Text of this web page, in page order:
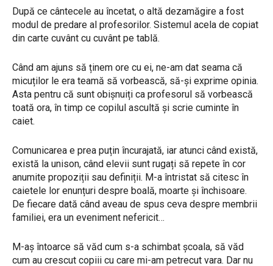
După ce cântecele au încetat, o altă dezamăgire a fost
modul de predare al profesorilor. Sistemul acela de copiat
din carte cuvânt cu cuvânt pe tablă.
Când am ajuns să ținem ore cu ei, ne-am dat seama că
micuților le era teamă să vorbească, să-și exprime opinia.
Asta pentru că sunt obișnuiți ca profesorul să vorbească
toată ora, în timp ce copilul ascultă și scrie cuminte în
caiet.
Comunicarea e prea puțin încurajată, iar atunci când există,
există la unison, când elevii sunt rugați să repete în cor
anumite propoziții sau definiții. M-a întristat să citesc în
caietele lor enunțuri despre boală, moarte și închisoare.
De fiecare dată când aveau de spus ceva despre membrii
familiei, era un eveniment nefericit…
M-aș întoarce să văd cum s-a schimbat școala, să văd
cum au crescut copiii cu care mi-am petrecut vara. Dar nu